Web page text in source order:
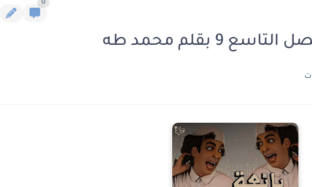
0
9 بقلم محمد طه